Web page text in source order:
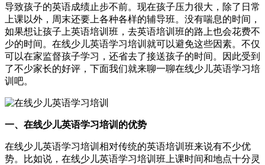
导致孩子的英语成绩止步不前。现在孩子压力很大，除了日常
上课以外，周末还要上各种各样的辅导班。没有喘息的时间，
如果想让孩子上英语培训班，去英语培训班的路上也会花费不
少的时间。在线少儿英语学习培训就可以避免这些因素。不仅
可以在家监督孩子学习，还省去了接送孩子的时间。因此受到
了不少家长的好评，下面我们就来聊一聊在线少儿英语学习培
训吧。
一、在线少儿英语学习培训的优势
在线少儿英语学习培训相对传统的英语培训班来说有不少优
势。比如说，在线少儿英语学习培训班上课时间和地点十分灵